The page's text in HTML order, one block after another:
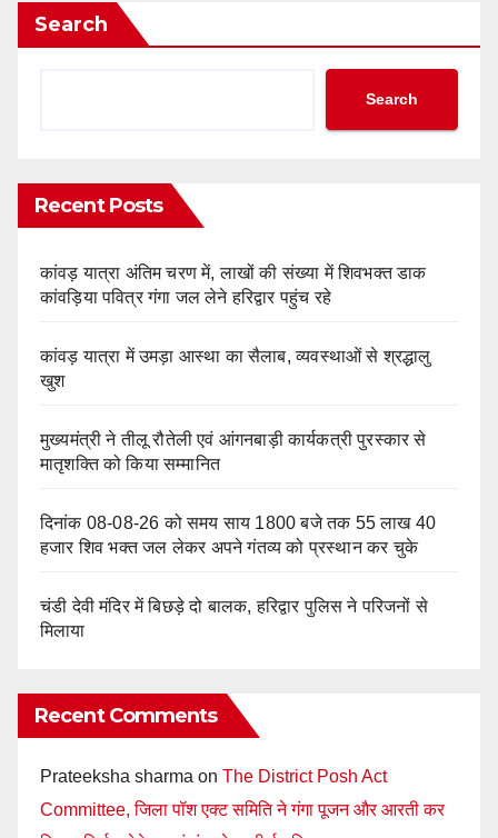
Search
Search
Recent Posts
कांवड़ यात्रा अंतिम चरण में, लाखों की संख्या में शिवभक्त डाक
कांवड़िया पवित्र गंगा जल लेने हरिद्वार पहुंच रहे
कांवड़ यात्रा में उमड़ा आस्था का सैलाब, व्यवस्थाओं से श्रद्धालु
खुश
मुख्यमंत्री ने तीलू रौतेली एवं आंगनबाड़ी कार्यकत्री पुरस्कार से
मातृशक्ति को किया सम्मानित
दिनांक 08-08-26 को समय साय 1800 बजे तक 55 लाख 40
हजार शिव भक्त जल लेकर अपने गंतव्य को प्रस्थान कर चुके
चंडी देवी मंदिर में बिछड़े दो बालक, हरिद्वार पुलिस ने परिजनों से
मिलाया
Recent Comments
Prateeksha sharma on The District Posh Act
Committee, जिला पॉश एक्ट समिति ने गंगा पूजन और आरती कर